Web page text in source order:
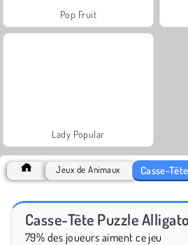
Pop Fruit
Lady Popular
Jeux de Animaux Casse-
Casse-Tête Puzzle
79% des joueurs aiment ce jeu